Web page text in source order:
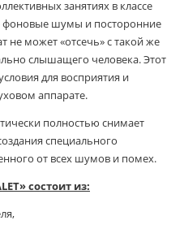
занятиях в классе
фоновые шумы и посторонние
не может «отсечь» с такой же
слышащего человека. Этот
для восприятия и
аппарате.
полностью снимает
специального
от всех шумов и помех.
состоит из: